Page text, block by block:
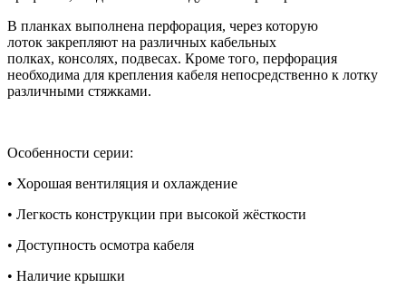
В планках выполнена перфорация, через которую
лоток закрепляют на различных кабельных
полках, консолях, подвесах. Кроме того, перфорация
необходима для крепления кабеля непосредственно к лотку
различными стяжками.
Особенности серии:
• Хорошая вентиляция и охлаждение
• Легкость конструкции при высокой жёсткости
• Доступность осмотра кабеля
• Наличие крышки